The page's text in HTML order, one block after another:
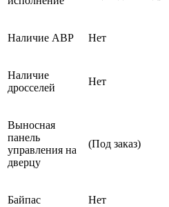
Наличие АВР Нет
Наличие
дросселей
Нет
Выносная
панель
управления на
дверцу
(Под заказ)
Байпас Нет